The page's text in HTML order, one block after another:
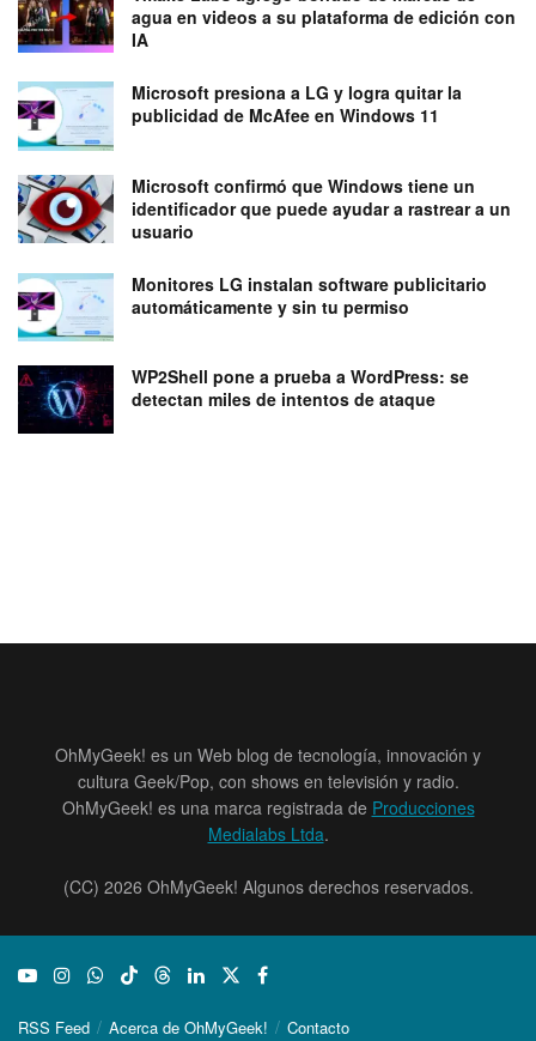
agua en videos a su plataforma de edición con
IA
Microsoft presiona a LG y logra quitar la
publicidad de McAfee en Windows 11
Microsoft confirmó que Windows tiene un
identificador que puede ayudar a rastrear a un
usuario
Monitores LG instalan software publicitario
automáticamente y sin tu permiso
WP2Shell pone a prueba a WordPress: se
detectan miles de intentos de ataque
OhMyGeek! es un Web blog de tecnología, innovación y
cultura Geek/Pop, con shows en televisión y radio.
OhMyGeek! es una marca registrada de Producciones
Medialabs Ltda.
(CC) 2026 OhMyGeek! Algunos derechos reservados.
RSS Feed Acerca de OhMyGeek! Contacto